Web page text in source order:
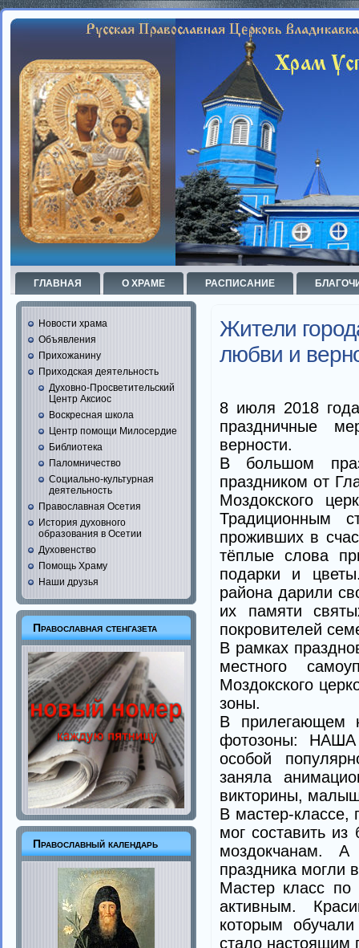
ГЛАВНАЯ О ХРАМЕ РАСПИСАНИЕ
Новости храма
Объявления
Прихожанину
Приходская деятельность
Духовно-Просветительский
Центр Аксиос
Воскресная школа
Центр помощи Милосердие
Библиотека
Паломничество
Социально-культурная
деятельность
Православная Осетия
История духовного
образования в Осетии
Духовенство
Помощь Храму
Наши друзья
Православная стенгазета
Православный календарь
Жители
любви и
8 июля 2018
праздничные
верности.
В большом
праздником от
Моздокского
Традиционным
проживших в
тёплые слова
подарки и
района дарили
их памяти
покровителей
В рамках
местного
Моздокского
зоны.
В прилегающем
фотозоны: НАША
особой
заняла
викторины,
В мастер-классе,
мог составить
моздокчанам. А
праздника
Мастер класс по
активным.
которым
стало настоящим